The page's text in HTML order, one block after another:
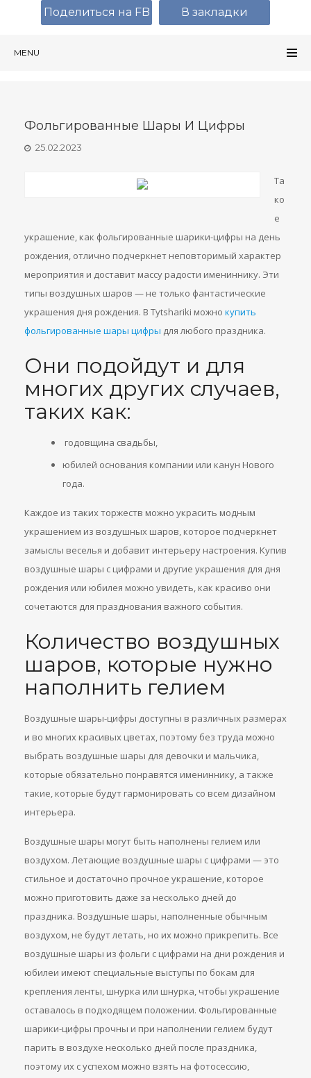
MENU
Фольгированные Шары И Цифры
25.02.2023
Та
ко
е
украшение, как фольгированные шарики-цифры на день
рождения, отлично подчеркнет неповторимый характер
мероприятия и доставит массу радости имениннику. Эти
типы воздушных шаров — не только фантастические
украшения дня рождения. В Tytshariki можно купить
фольгированные шары цифры для любого праздника.
Они подойдут и для
многих других случаев,
таких как:
годовщина свадьбы,
юбилей основания компании или канун Нового
года.
Каждое из таких торжеств можно украсить модным
украшением из воздушных шаров, которое подчеркнет
замыслы веселья и добавит интерьеру настроения. Купив
воздушные шары с цифрами и другие украшения для дня
рождения или юбилея можно увидеть, как красиво они
сочетаются для празднования важного события.
Количество воздушных
шаров, которые нужно
наполнить гелием
Воздушные шары-цифры доступны в различных размерах
и во многих красивых цветах, поэтому без труда можно
выбрать воздушные шары для девочки и мальчика,
которые обязательно понравятся имениннику, а также
такие, которые будут гармонировать со всем дизайном
интерьера.
Воздушные шары могут быть наполнены гелием или
воздухом. Летающие воздушные шары с цифрами — это
стильное и достаточно прочное украшение, которое
можно приготовить даже за несколько дней до
праздника. Воздушные шары, наполненные обычным
воздухом, не будут летать, но их можно прикрепить. Все
воздушные шары из фольги с цифрами на дни рождения и
юбилеи имеют специальные выступы по бокам для
крепления ленты, шнурка или шнурка, чтобы украшение
оставалось в подходящем положении. Фольгированные
шарики-цифры прочны и при наполнении гелием будут
парить в воздухе несколько дней после праздника,
поэтому их с успехом можно взять на фотосессию,
Поделиться на FB В закладки